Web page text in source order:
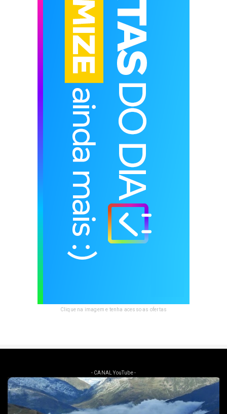
Clique na imagem e tenha acesso as ofertas
- CANAL YouTube -